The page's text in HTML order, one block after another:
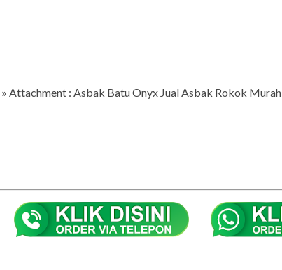
» Attachment : Asbak Batu Onyx Jual Asbak Rokok Murah